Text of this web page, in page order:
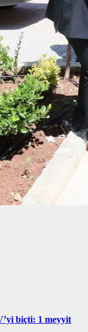
biçti: 1 meyyit